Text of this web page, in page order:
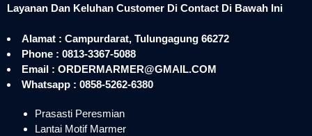
Layanan Dan Keluhan Customer Di Contact Di Bawah Ini
Alamat : Campurdarat, Tulungagung 66272
Phone : 0813-3367-5088
Email : ORDERMARMER@GMAIL.COM
Whatsapp : 0858-5262-6380
Prasasti Peresmian
Lantai Motif Marmer